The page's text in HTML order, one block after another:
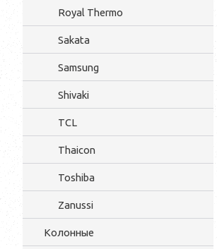
Royal Thermo
Sakata
Samsung
Shivaki
TCL
Thaicon
Toshiba
Zanussi
Колонные